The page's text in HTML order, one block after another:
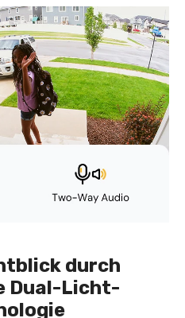
durch
Dual-Licht-